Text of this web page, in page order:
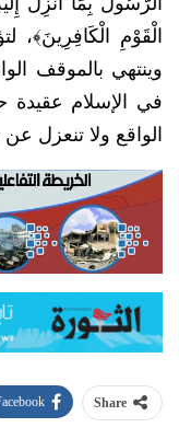
الْقَوْمِ الْكَافِرِينَ﴾،
وينتهي بالموقف
في الإسلام عقيدة
الواقع ولا تنعزل عن
Share